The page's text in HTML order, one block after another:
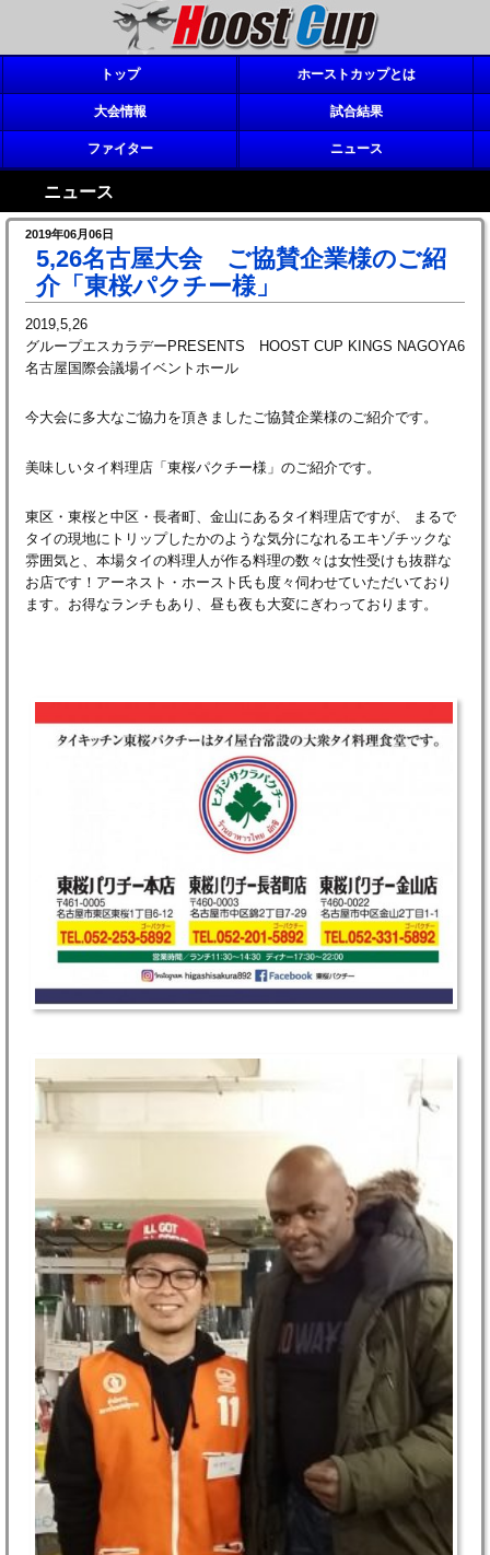
トップ ホーストカップとは
大会情報 試合結果
ファイター ニュース
ニュース
2019年06月06日
5,26名古屋大会 ご協賛企業様のご紹
介「東桜パクチー様」
2019,5,26
グループエスカラデーPRESENTS HOOST CUP KINGS NAGOYA6
名古屋国際会議場イベントホール
今大会に多大なご協力を頂きましたご協賛企業様のご紹介です。
美味しいタイ料理店「東桜パクチー様」のご紹介です。
東区・東桜と中区・長者町、金山にあるタイ料理店ですが、 まるで
タイの現地にトリップしたかのような気分になれるエキゾチックな
雰囲気と、本場タイの料理人が作る料理の数々は女性受けも抜群な
お店です！アーネスト・ホースト氏も度々伺わせていただいており
ます。お得なランチもあり、昼も夜も大変にぎわっております。